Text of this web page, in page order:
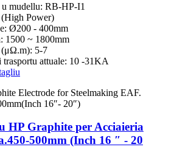
mudellu: RB-HP-I1
Power)
Ø200 - 400mm
1500 ~ 1800mm
(μΩ.m): 5-7
trasportu attuale: 10 -31KA
HP Graphite per Acciaieria
500mm (Inch 16 ″ - 20